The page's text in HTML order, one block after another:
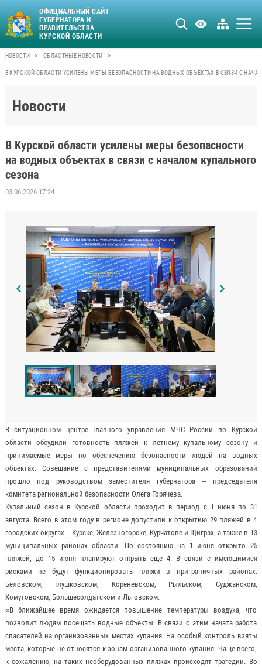
ОФИЦИАЛЬНЫЙ САЙТ
ГУБЕРНАТОРА И
ПРАВИТЕЛЬСТВА
КУРСКОЙ ОБЛАСТИ
НОВОСТИ > ОБЛАСТНЫЕ НОВОСТИ >
В КУРСКОЙ ОБЛАСТИ УСИЛЕНЫ МЕРЫ БЕЗОПАСНОСТИ НА ВОДНЫХ ОБЪЕКТАХ В СВЯЗИ С
Новости
В Курской области усилены меры безопасности
на водных объектах в связи с началом купального
сезона
03.06.2026 17:24
В ситуационном центре Главного управления МЧС России по Курской
области обсудили готовность пляжей к летнему купальному сезону и
принимаемые меры по обеспечению безопасности людей на водных
объектах. Совещание с представителями муниципальных образований
прошло под руководством заместителя губернатора – председателя
комитета региональной безопасности Олега Горячева.
Купальный сезон в Курской области проходит в период с 1 июня по 31
августа. Всего в этом году в регионе допустили к открытию 29 пляжей в 4
городских округах – Курске, Железногорске, Курчатове и Щиграх, а также в 13
муниципальных районах области. По состоянию на 1 июня открыто 25
пляжей, до 15 июня планируют открыть еще 4. В связи с имеющимися
рисками не будут функционировать пляжи в приграничных районах:
Беловском, Глушковском, Кореневском, Рыльском, Суджанском,
Хомутовском, Большесолдатском и Льговском.
«В ближайшее время ожидается повышение температуры воздуха, что
позволит людям посещать водные объекты. В связи с этим начата работа
спасателей на организованных местах купания. На особый контроль взяты
места, которые не относятся к зонам организованного купания. Чаще всего,
к сожалению, на таких необорудованных пляжах происходят трагедии. Во